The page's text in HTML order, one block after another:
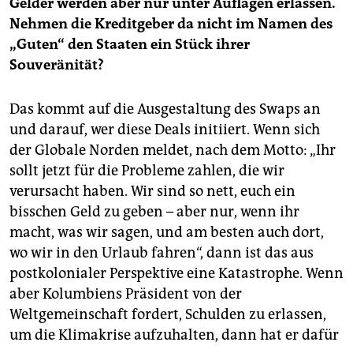
Nehmen die Kreditgeber da nicht im Namen des
„Guten“ den Staaten ein Stück ihrer
Souveränität?
Das kommt auf die Ausgestaltung des Swaps an
und darauf, wer diese Deals initiiert. Wenn sich
der Globale Norden meldet, nach dem Motto: „Ihr
sollt jetzt für die Probleme zahlen, die wir
verursacht haben. Wir sind so nett, euch ein
bisschen Geld zu geben – aber nur, wenn ihr
macht, was wir sagen, und am besten auch dort,
wo wir in den Urlaub fahren“, dann ist das aus
postkolonialer Perspektive eine Katastrophe. Wenn
aber Kolumbiens Präsident von der
Weltgemeinschaft fordert, Schulden zu erlassen,
um die Klima­krise aufzuhalten, dann hat er dafür